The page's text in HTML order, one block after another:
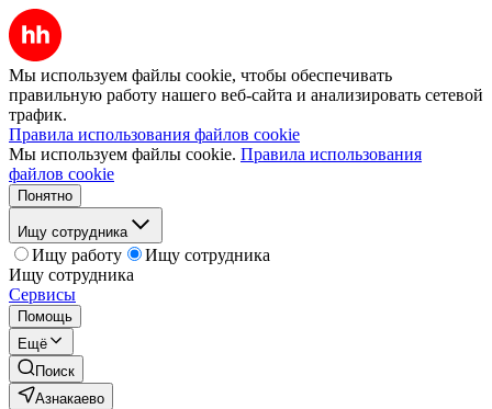
Мы используем файлы cookie, чтобы обеспечивать
правильную работу нашего веб-сайта и анализировать сетевой
трафик.
Правила использования файлов cookie
Мы используем файлы cookie. Правила использования
файлов cookie
Понятно
Ищу сотрудника
Ищу работу
Ищу сотрудника
Ищу сотрудника
Сервисы
Помощь
Ещё
Поиск
Азнакаево